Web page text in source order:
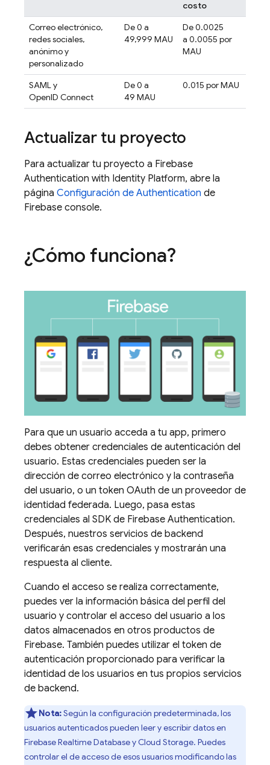
costo
Correo electrónico,
redes sociales,
anónimo y
personalizado
De 0 a
49,999 MAU
De 0.0025
a 0.0055 por
MAU
SAML y
OpenID Connect
De 0 a
49 MAU
0.015 por MAU
Actualizar tu proyecto
Para actualizar tu proyecto a Firebase
Authentication with Identity Platform, abre la
página Configuración de Authentication de
Firebase console.
¿Cómo funciona?
Para que un usuario acceda a tu app, primero
debes obtener credenciales de autenticación del
usuario. Estas credenciales pueden ser la
dirección de correo electrónico y la contraseña
del usuario, o un token OAuth de un proveedor de
identidad federada. Luego, pasa estas
credenciales al SDK de Firebase Authentication.
Después, nuestros servicios de backend
verificarán esas credenciales y mostrarán una
respuesta al cliente.
Cuando el acceso se realiza correctamente,
puedes ver la información básica del perfil del
usuario y controlar el acceso del usuario a los
datos almacenados en otros productos de
Firebase. También puedes utilizar el token de
autenticación proporcionado para verificar la
identidad de los usuarios en tus propios servicios
de backend.
Nota:Según la configuración predeterminada, los
usuarios autenticados pueden leer y escribir datos en
Firebase Realtime Databasey Cloud Storage. Puedes
controlar el de acceso de esos usuarios modificando las